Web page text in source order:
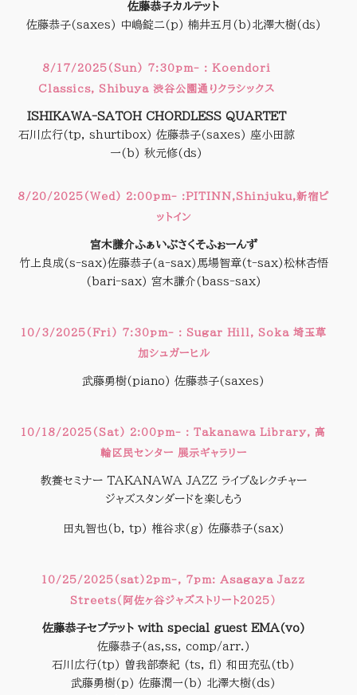
佐藤恭子カルテット
佐藤恭子(saxes) 中嶋錠二(p) 楠井五月(b)北澤大樹(ds)
8/17/2025(Sun) 7:30pm- : Koendori
Classics, Shibuya 渋谷公園通りクラシックス
ISHIKAWA-SATOH CHORDLESS QUARTET
石川広行(tp, shurtibox) 佐藤恭子(saxes) 座小田諒
一(b) 秋元修(ds)
8/20/2025(Wed) 2:00pm- :PITINN,Shinjuku,新宿ピ
ットイン
宮木謙介ふぁいぶさくそふぉーんず
竹上良成(s-sax)佐藤恭子(a-sax)馬場智章(t-sax)松林杏悟
(bari-sax) 宮木謙介(bass-sax)
10/3/2025(Fri) 7:30pm- : Sugar Hill, Soka 埼玉草
加シュガーヒル
武藤勇樹(piano) 佐藤恭子(saxes)
10/18/2025(Sat) 2:00pm- : Takanawa Library, 高
輪区民センター 展示ギャラリー
教養セミナー TAKANAWA JAZZ ライブ&レクチャー
ジャズスタンダードを楽しもう
田丸智也(b, tp) 椎谷求(g) 佐藤恭子(sax)
10/25/2025(sat)2pm-, 7pm: Asagaya Jazz
Streets（阿佐ヶ谷ジャズストリート2025）
佐藤恭子セプテット with special guest EMA(vo)
佐藤恭子(as,ss, comp/arr.)
石川広行(tp) 曽我部泰紀 (ts, fl) 和田充弘(tb)
武藤勇樹(p) 佐藤潤一(b) 北澤大樹(ds)